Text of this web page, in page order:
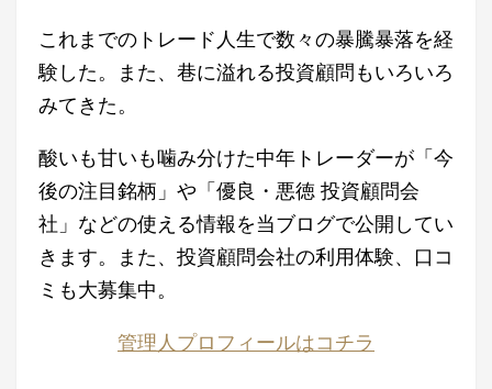
これまでのトレード人生で数々の暴騰暴落を経
験した。また、巷に溢れる投資顧問もいろいろ
みてきた。
酸いも甘いも噛み分けた中年トレーダーが「今
後の注目銘柄」や「優良・悪徳 投資顧問会
社」などの使える情報を当ブログで公開してい
きます。また、投資顧問会社の利用体験、口コ
ミも大募集中。
管理人プロフィールはコチラ